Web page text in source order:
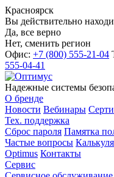
Красноярск
Вы действительно
Да, все верно
Нет, сменить регион
Офис: +7 (800) 555-21-04
555-04-41
Надежные системы
О бренде
Новости Вебинары
Тех. поддержка
Сброс пароля Памятка
Частые вопросы
Optimus Контакты
Сервис